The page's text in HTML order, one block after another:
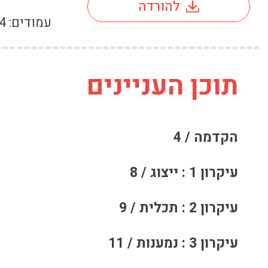
להורדה
עמודים:
תוכן העניינים
הקדמה / 4
עיקרון 1 : ייצוג / 8
עיקרון 2 : תכלית / 9
עיקרון 3 : נמענות / 11